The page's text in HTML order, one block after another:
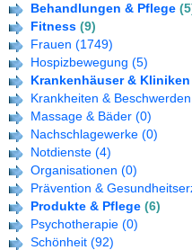
Behandlungen & Pflege
Fitness (9)
Frauen (1749)
Hospizbewegung (5)
Krankenhäuser & Kliniken
Krankheiten & Beschwerden
Massage & Bäder (0)
Nachschlagewerke (0)
Notdienste (4)
Organisationen (0)
Prävention &
Produkte & Pflege (6)
Psychotherapie (0)
Schönheit (92)